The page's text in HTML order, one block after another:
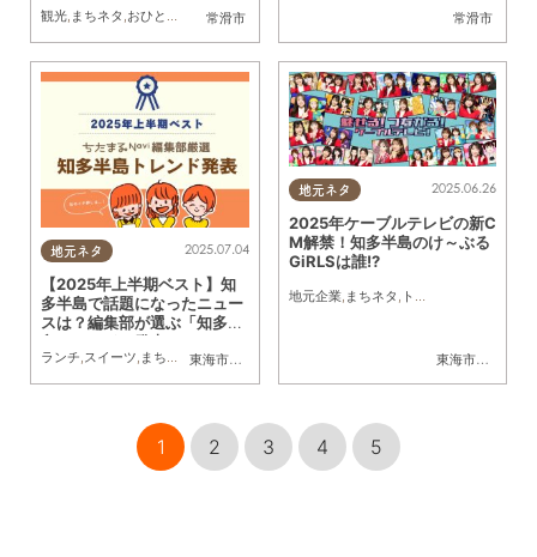
常滑市
観光, まちネタ ,おひとりさま ,友人,トレンド 常滑市
地元ネタ
東海市
,大府市 半田市,常滑市
2025.07.04
【2025年上半期ベスト】知
多半島で話題になったニュー
スは？編集部が選ぶ「知多半
島トレンド」発表
ランチ スイーツ まちネタ ,季節ネタ
地元ネタ
東海市
,大府市
2025.06.26
2025年ケーブルテレビの新C
M解禁！知多半島のけ～ぶる
GiRLSは誰!?
地元企業, まちネタ , トレンド
1 2 3 4 5